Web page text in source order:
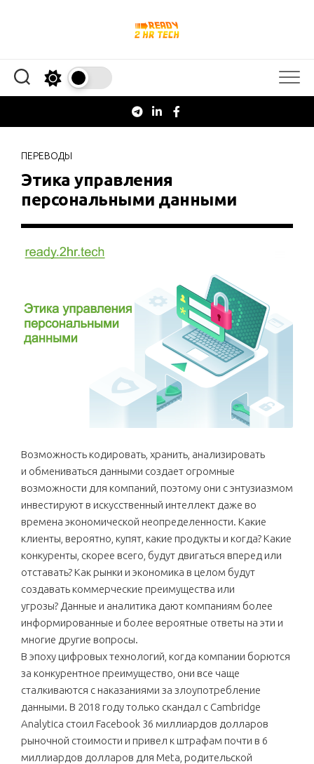
ПЕРЕВОДЫ
Этика управления
персональными данными
Возможность кодировать, хранить, анализировать
и обмениваться данными создает огромные
возможности для компаний, поэтому они с энтузиазмом
инвестируют в искусственный интеллект даже во
времена экономической неопределенности. Какие
клиенты, вероятно, купят, какие продукты и когда? Какие
конкуренты, скорее всего, будут двигаться вперед или
отставать? Как рынки и экономика в целом будут
создавать коммерческие преимущества или
угрозы? Данные и аналитика дают компаниям более
информированные и более вероятные ответы на эти и
многие другие вопросы.
В эпоху цифровых технологий, когда компании борются
за конкурентное преимущество, они все чаще
сталкиваются с наказаниями за злоупотребление
данными. В 2018 году только скандал с Cambridge
Analytica стоил Facebook 36 миллиардов долларов
рыночной стоимости и привел к штрафам почти в 6
миллиардов долларов для Meta, родительской